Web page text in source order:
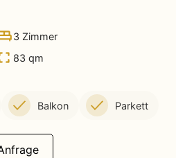
3 Zimmer
83 qm
Balkon Parkett